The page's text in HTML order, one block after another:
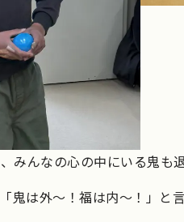
みんなの心の中にいる鬼も
鬼は外～！福は内～！」と